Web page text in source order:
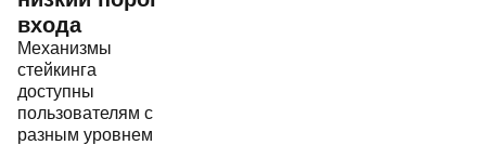
входа
Механизмы
стейкинга
доступны
пользователям с
разным уровнем